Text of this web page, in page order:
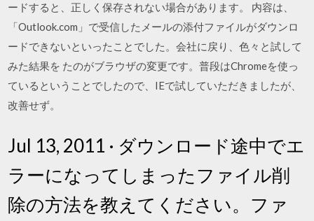
ードすると、正しく保存されない場合があります。 内容は、
「Outlook.com」で受信したメールの添付ファイルがダウンロ
ードできないといったことでした。会社に戻り、色々と試して
みた結果を たのがブラウザの変更です。普段はChromeを使っ
ているということでしたので、IEで試していただきましたが、
改善せず。
Jul 13, 2011 · ダウンロード途中でエ
ラーになってしまったファイル削
除の方法を教えてください。ファ